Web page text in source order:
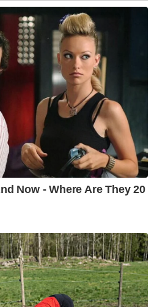
; കോസ്റ്റ് ഗാർഡ്
മലിനീകരണ നിയന്ത്രണ
പ്രതിരോധ മന്ത്രി
Sainikam